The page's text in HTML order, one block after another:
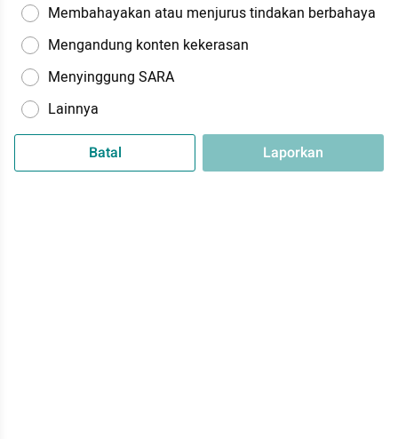
Membahayakan atau menjurus tindakan berbahaya
Mengandung konten kekerasan
Menyinggung SARA
Lainnya
Batal Laporkan